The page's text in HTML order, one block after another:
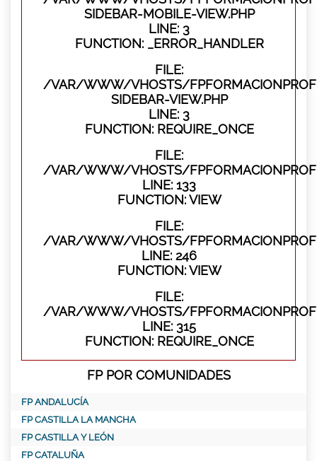
SIDEBAR-MOBILE-VIEW.PHP
LINE: 3
FUNCTION: _ERROR_HANDLER
FILE:
/VAR/WWW/VHOSTS/
SIDEBAR-VIEW.PHP
LINE: 3
FUNCTION: REQUIRE_ONCE
FILE:
/VAR/WWW/VHOSTS/
LINE: 133
FUNCTION: VIEW
FILE:
/VAR/WWW/VHOSTS/
LINE: 246
FUNCTION: VIEW
FILE:
/VAR/WWW/VHOSTS/
LINE: 315
FUNCTION: REQUIRE_ONCE
FP POR COMUNIDADES
FP ANDALUCÍA
FP CASTILLA LA MANCHA
FP CASTILLA Y LEÓN
FP CATALUÑA